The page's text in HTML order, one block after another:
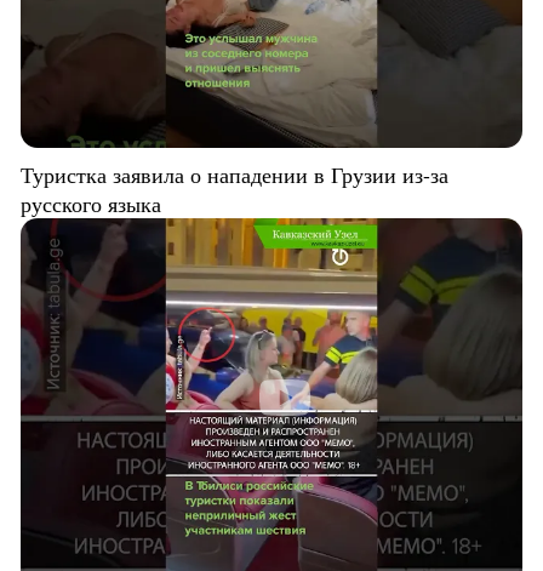
Туристка заявила о нападении в Грузии из-за
русского языка